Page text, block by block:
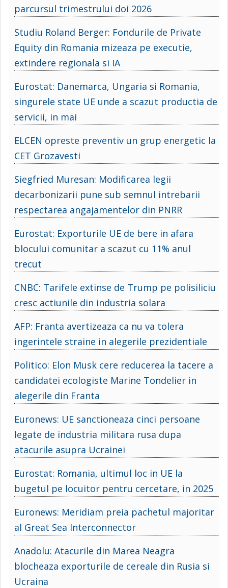
parcursul trimestrului doi 2026
Studiu Roland Berger: Fondurile de Private
Equity din Romania mizeaza pe executie,
extindere regionala si IA
Eurostat: Danemarca, Ungaria si Romania,
singurele state UE unde a scazut productia de
servicii, in mai
ELCEN opreste preventiv un grup energetic la
CET Grozavesti
Siegfried Muresan: Modificarea legii
decarbonizarii pune sub semnul intrebarii
respectarea angajamentelor din PNRR
Eurostat: Exporturile UE de bere in afara
blocului comunitar a scazut cu 11% anul
trecut
CNBC: Tarifele extinse de Trump pe polisiliciu
cresc actiunile din industria solara
AFP: Franta avertizeaza ca nu va tolera
ingerintele straine in alegerile prezidentiale
Politico: Elon Musk cere reducerea la tacere a
candidatei ecologiste Marine Tondelier in
alegerile din Franta
Euronews: UE sanctioneaza cinci persoane
legate de industria militara rusa dupa
atacurile asupra Ucrainei
Eurostat: Romania, ultimul loc in UE la
bugetul pe locuitor pentru cercetare, in 2025
Euronews: Meridiam preia pachetul majoritar
al Great Sea Interconnector
Anadolu: Atacurile din Marea Neagra
blocheaza exporturile de cereale din Rusia si
Ucraina